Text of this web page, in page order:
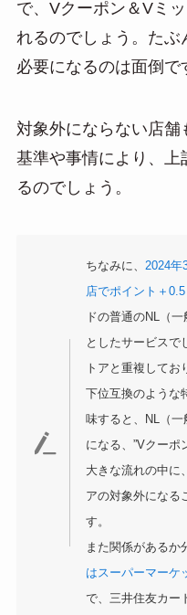
で、Vクーポン＆Vミ
れるのでしょう。た
必要になるのは面倒で
対象外にならない店
基準や事情により、
るのでしょう。
ちなみに、 2024年
店でポイント＋
ドの普通のNL（
としたサービスで
トアと重複して
下位互換のような
味すると、NL（
になる、”Vクーポ
大きな流れの中に
アの対象外になる
す。
また関係があるか
はスーパーマーケ
で、三井住友カー